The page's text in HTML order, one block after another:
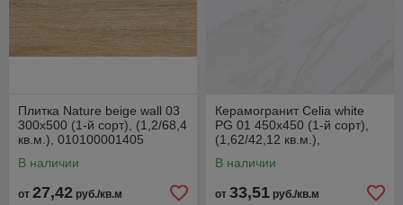
Плитка Nature beige wall 03
300х500 (1-й сорт), (1,2/68,4
кв.м.), 010100001405
В наличии
от 27,42 руб./кв.м
Керамогранит Celia white
PG 01 450х450 (1-й сорт),
(1,62/42,12 кв.м.),
В наличии
от 33,51 руб./кв.м